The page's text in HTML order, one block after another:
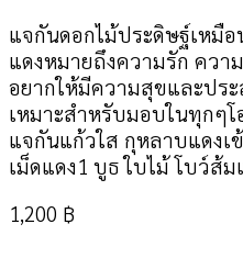
แจกันดอกไม้ประดิษฐ์เหมื
แดงหมายถึงความรัก คว
อยากให้มีความสุขและปร
เหมาะสำหรับมอบในทุกๆ
แจกันแก้วใส กุหลาบแดงเ
เม็ดแดง1 บูธ ใบไม้ โบว์ส้ม
1,200 ฿